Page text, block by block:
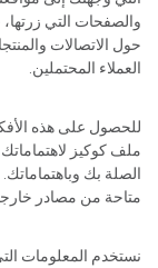
والصفحات التي
حول الاتصالات
العملاء المحتملين.
للحصول على هذه
ملف كوكيز
الصلة بك
متاحة من مصادر
نستخدم المعلومات